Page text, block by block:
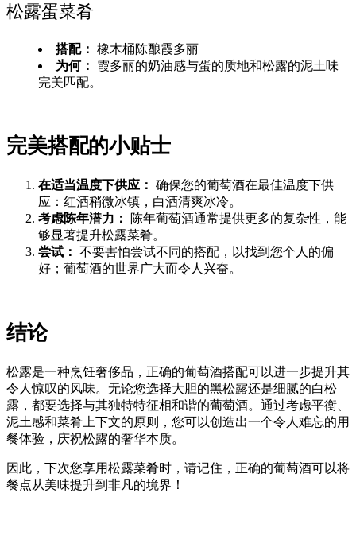
松露蛋菜肴
搭配： 橡木桶陈酿霞多丽
为何：
霞多丽的奶油感与蛋的质地和松露的泥土味
完美匹配。
完美搭配的小贴士
在适当温度下供应： 确保您的葡萄酒在最佳温度下供
应：红酒稍微冰镇，白酒清爽冰冷。
考虑陈年潜力：
陈年葡萄酒通常提供更多的复杂性，能
够显著提升松露菜肴。
尝试： 不要害怕尝试不同的搭配，以找到您个人的偏
好；葡萄酒的世界广大而令人兴奋。
结论
松露是一种烹饪奢侈品，正确的葡萄酒搭配可以进一步提升其
令人惊叹的风味。无论您选择大胆的黑松露还是细腻的白松
露，都要选择与其独特特征相和谐的葡萄酒。通过考虑平衡、
泥土感和菜肴上下文的原则，您可以创造出一个令人难忘的用
餐体验，庆祝松露的奢华本质。
因此，下次您享用松露菜肴时，请记住，正确的葡萄酒可以将
餐点从美味提升到非凡的境界！